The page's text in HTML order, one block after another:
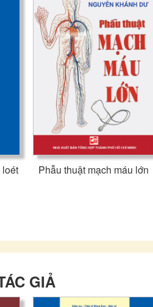
Phẫu thuật mạch máu lớn
GIẢ